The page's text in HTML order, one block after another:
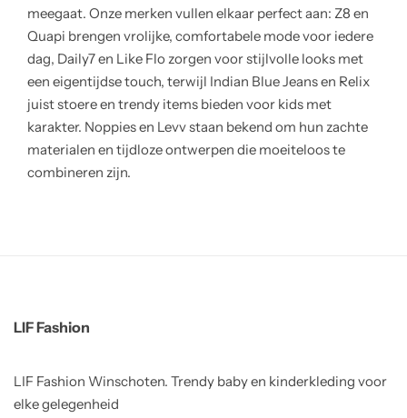
meegaat. Onze merken vullen elkaar perfect aan: Z8 en
Quapi brengen vrolijke, comfortabele mode voor iedere
dag, Daily7 en Like Flo zorgen voor stijlvolle looks met
een eigentijdse touch, terwijl Indian Blue Jeans en Relix
juist stoere en trendy items bieden voor kids met
karakter. Noppies en Levv staan bekend om hun zachte
materialen en tijdloze ontwerpen die moeiteloos te
combineren zijn.
LIF Fashion
LIF Fashion Winschoten. Trendy baby en kinderkleding voor
elke gelegenheid